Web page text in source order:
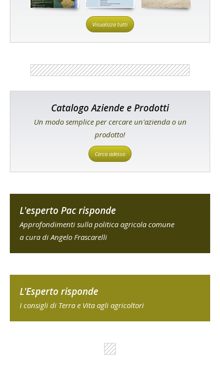
Visualizza tutti
Catalogo Aziende e Prodotti
Un modo semplice per cercare un'azienda o un
prodotto!
Cerca adesso
L'esperto Pac risponde
Approfondimenti sulla politica agricola comune
a cura di Angelo Frascarelli
L'Esperto risponde
I consigli di Terra e Vita agli agricoltori